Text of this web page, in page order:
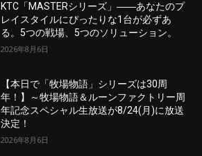
KTC「MASTERシリーズ」――あなたのプ
レイスタイルにぴったりな1台が必ずあ
る。5つの戦場、5つのソリューション。
2026年8月6日
【本日で「牧場物語」シリーズは30周
年！】～牧場物語＆ルーンファクトリー周
年記念スペシャル生放送が8/24(月)に放送
決定！
2026年8月6日